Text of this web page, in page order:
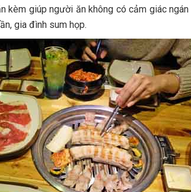
kèm giúp người ăn không có cảm giác
gia đình sum họp.